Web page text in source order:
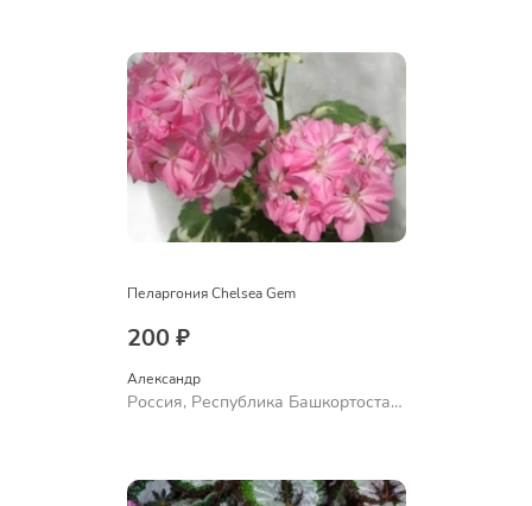
Пеларгония Chelsea Gem
200 ₽
Александр
Россия, Республика Башкортостан,